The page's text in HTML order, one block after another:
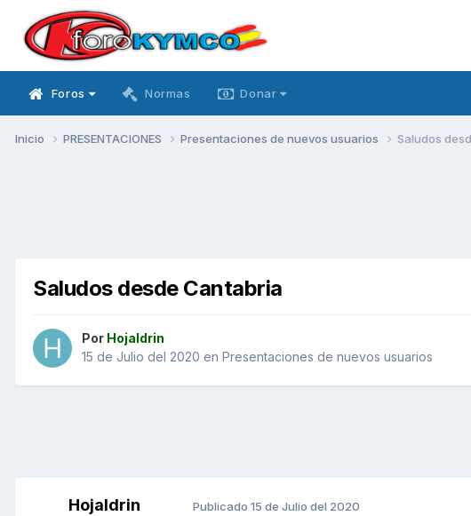
Foros Normas Donar
Inicio PRESENTACIONES Presentaciones de nuevos usuarios Saludos
Saludos desde Cantabria
Por Hojaldrin
15 de Julio del 2020 en Presentaciones de nuevos usuarios
Hojaldrin Publicado 15 de Julio del 2020